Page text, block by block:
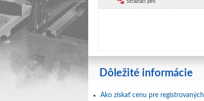
Strážiaci pes
Dôležité informácie
Ako získať cenu pre registrovaných